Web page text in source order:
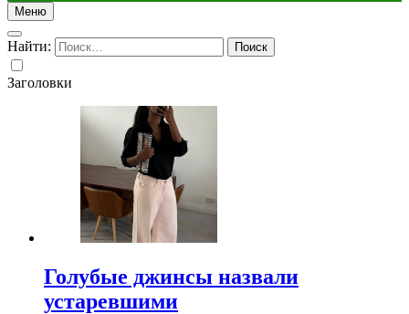
Меню
Найти:
Заголовки
Голубые джинсы назвали
устаревшими